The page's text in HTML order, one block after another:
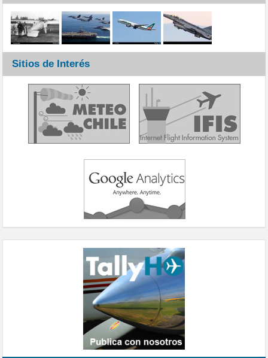
Sitios de Interés